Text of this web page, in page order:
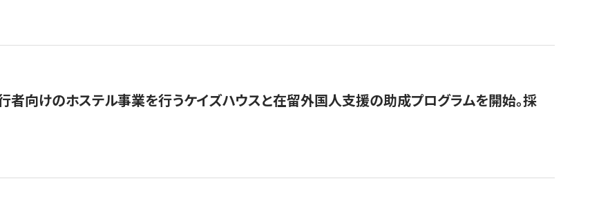
者向けのホステル事業を行うケイズハウスと在留外国人支援の助成プログラムを開始。採